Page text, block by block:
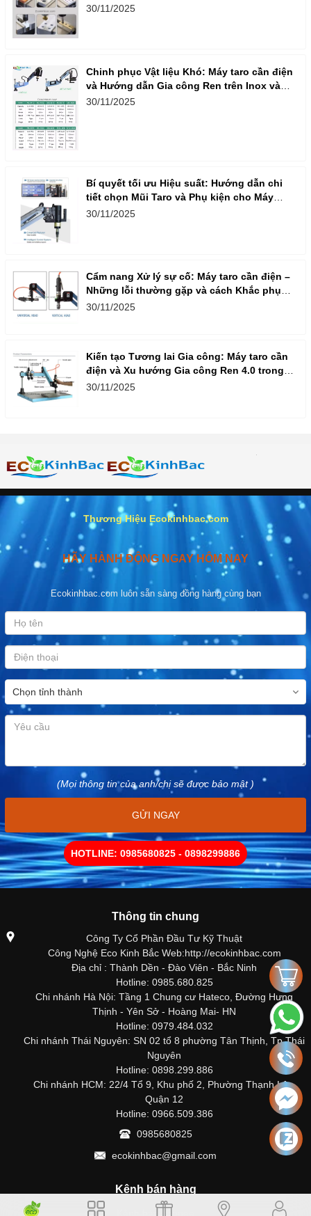
Taro Cần Điện
30/11/2025
Chinh phục Vật liệu Khó: Máy taro cần điện
và Hướng dẫn Gia công Ren trên Inox và
Nhôm
30/11/2025
Bí quyết tối ưu Hiệu suất: Hướng dẫn chi
tiết chọn Mũi Taro và Phụ kiện cho Máy
Taro Cần Điện
30/11/2025
Cẩm nang Xử lý sự cố: Máy taro cần điện –
Những lỗi thường gặp và cách Khắc phục
nhanh, hiệu quả
30/11/2025
Kiến tạo Tương lai Gia công: Máy taro cần
điện và Xu hướng Gia công Ren 4.0 trong
Doanh nghiệp Việt
30/11/2025
Thương Hiệu Ecokinhbac.com
HÃY HÀNH ĐỘNG NGAY HÔM NAY
Ecokinhbac.com luôn sẵn sàng đồng hàng cùng bạn
(Mọi thông tin của anh/chị sẽ được bảo mật )
GỬI NGAY
HOTLINE: 0985680825 - 0898299886
Thông tin chung
Công Ty Cổ Phần Đầu Tư Kỹ Thuật
Công Nghệ Eco Kinh Bắc Web:http://ecokinhbac.com
Địa chỉ : Thành Dền - Đào Viên - Bắc Ninh
Hotline: 0985.680.825
Chi nhánh Hà Nội: Tầng 1 Chung cư Hateco, Đường Hưng
Thịnh - Yên Sở - Hoàng Mai- HN
Hotline: 0979.484.032
Chi nhánh Thái Nguyên: SN 02 tổ 8 phường Tân Thịnh, Tp Thái
Nguyên
Hotline: 0898.299.886
Chi nhánh HCM: 22/4 Tổ 9, Khu phố 2, Phường Thạnh Lộc,
Quận 12
Hotline: 0966.509.386
0985680825
ecokinhbac@gmail.com
Kênh bán hàng